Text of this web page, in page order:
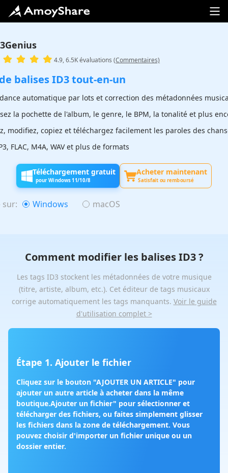
4.9, 6.5K évaluations (Commentaires)
balises ID3 tout-en-un
automatique par lots et correction des métadonnées
la pochette de l'album, le genre, le BPM, la tonalité et plus
modifiez, copiez et téléchargez facilement les paroles des
FLAC, M4A, WAV et plus de formats
Téléchargement gratuit
pour Windows 11/10/8
Acheter maintenant
Satisfait ou remboursé
sur: Windows macOS
Comment modifier les balises ID3 ?
Les tags ID3 stockent les métadonnées de votre musique
(titre, artiste, album, etc.). Cet éditeur de tags musicaux
corrige automatiquement les tags manquants. Voir le guide
d'utilisation complet >
Étape 1. Ajouter le fichier
Cliquez sur le bouton "AJOUTER UN ARTICLE" pour
ajouter un autre article à acheter dans la même
boutique.Ajouter un fichier" pour sélectionner et
télécharger des fichiers, ou faites simplement glisser
les fichiers dans la zone de téléchargement. Vous
pouvez choisir d'importer un fichier unique ou un
dossier entier.